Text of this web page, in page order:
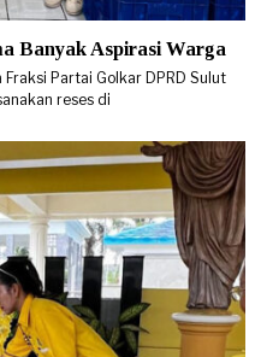
Banyak Aspirasi Warga
Fraksi Partai Golkar DPRD Sulut
reses di